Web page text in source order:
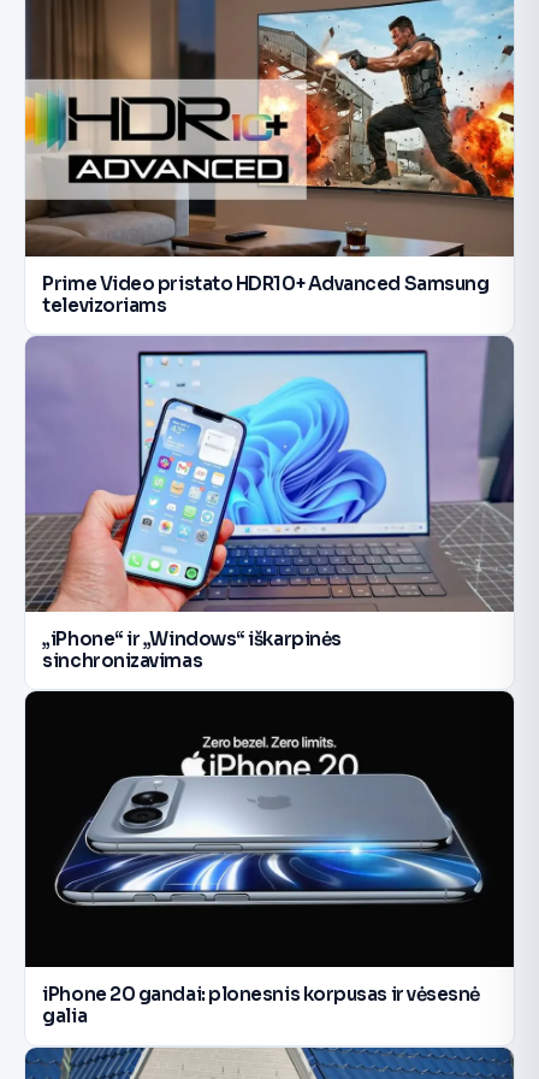
Prime Video pristato HDR10+ Advanced Samsung
televizoriams
„iPhone“ ir „Windows“ iškarpinės
sinchronizavimas
iPhone 20 gandai: plonesnis korpusas ir vėsesnė
galia